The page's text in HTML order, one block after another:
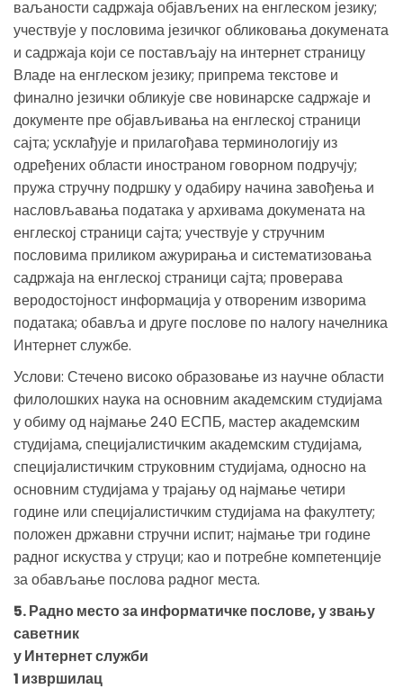
ваљаности садржаја објављених на енглеском језику;
учествује у пословима језичког обликовања докумената
и садржаја који се постављају на интернет страницу
Владе на енглеском језику; припрема текстове и
финално језички обликује све новинарске садржаје и
документе пре објављивања на енглеској страници
сајта; усклађује и прилагођава терминологију из
одређених области иностраном говорном подручју;
пружа стручну подршку у одабиру начина завођења и
насловљавања података у архивама докумената на
енглеској страници сајта; учествује у стручним
пословима приликом ажурирања и систематизовања
садржаја на енглеској страници сајта; проверава
веродостојност информација у отвореним изворима
података; обавља и друге послове по налогу начелника
Интернет службе.
Услови: Стечено високо образовање из научне области
филолошких наука на основним академским студијама
у обиму од најмање 240 ЕСПБ, мастер академским
студијама, специјалистичким академским студијама,
специјалистичким струковним студијама, односно на
основним студијама у трајању од најмање четири
године или специјалистичким студијама на факултету;
положен државни стручни испит; најмање три године
радног искуства у струци; као и потребне компетенције
за обављање послова радног места.
5. Радно место за информатичке послове, у звању
саветник
у Интернет служби
1 извршилац